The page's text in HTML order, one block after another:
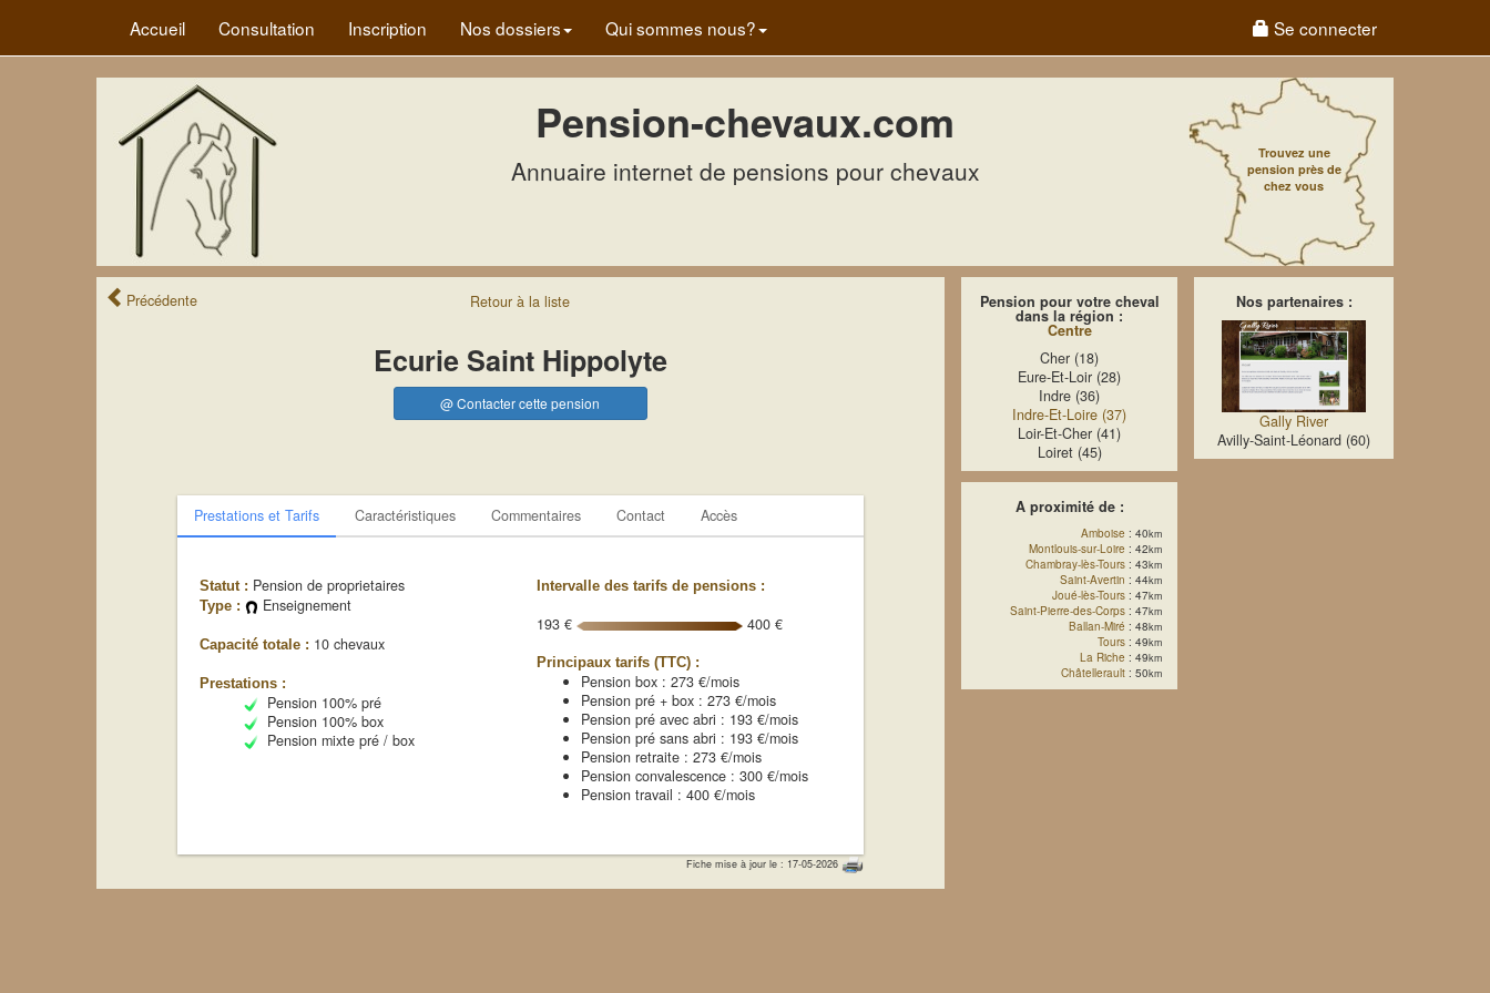
Accueil Consultation Inscription Nos dossiers Qui sommes nous? Se connecter
Pension-chevaux.com
Annuaire internet de pensions pour chevaux
Trouvez une
pension près de
chez vous
Précédente Retourà laliste
Ecurie Saint Hippolyte
@ Contacter cette pension
Prestations et Tarifs Caractéristiques Commentaires Contact Accès
Statut : Pension de proprietaires
Type : Enseignement
Capacité totale : 10 chevaux
Prestations :
Pension 100% pré
Pension 100% box
Pension mixte pré / box
Intervalle des tarifs de pensions :
193 € 400 €
Principaux tarifs (TTC) :
Pension box : 273 €/mois
Pension pré + box : 273 €/mois
Pension pré avec abri : 193 €/mois
Pension pré sans abri : 193 €/mois
Pension retraite : 273 €/mois
Pension convalescence : 300 €/mois
Pension travail : 400 €/mois
Fiche mise à jour le : 17-05-2026
Pension pour votre cheval
dans la région :
Centre
Cher (18)
Eure-Et-Loir (28)
Indre (36)
Indre-Et-Loire (37)
Loir-Et-Cher (41)
Loiret (45)
A proximité de :
Amboise : 40km
Montlouis-sur-Loire : 42km
Chambray-lès-Tours : 43km
Saint-Avertin : 44km
Joué-lès-Tours : 47km
Saint-Pierre-des-Corps : 47km
Ballan-Miré : 48km
Tours : 49km
La Riche : 49km
Châtellerault : 50km
Nos partenaires :
Gally River
Avilly-Saint-Léonard (60)